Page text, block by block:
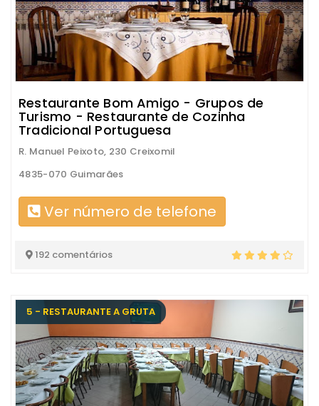
Restaurante Bom Amigo - Grupos de
Turismo - Restaurante de Cozinha
Tradicional Portuguesa
R. Manuel Peixoto, 230 Creixomil
4835-070 Guimarães
Ver número de telefone
192 comentários
5 - RESTAURANTE A GRUTA